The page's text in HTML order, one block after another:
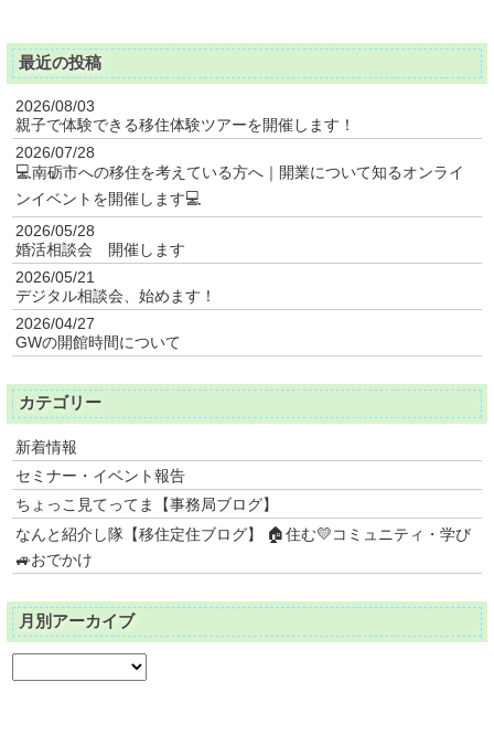
最近の投稿
2026/08/03
親子で体験できる移住体験ツアーを開催します！
2026/07/28
💻南砺市への移住を考えている方へ｜開業について知るオンライ
ンイベントを開催します💻
2026/05/28
婚活相談会 開催します
2026/05/21
デジタル相談会、始めます！
2026/04/27
GWの開館時間について
カテゴリー
新着情報
セミナー・イベント報告
ちょっこ見てってま【事務局ブログ】
なんと紹介し隊【移住定住ブログ】 🏠住む💛コミュニティ・学び
🚙おでかけ
月別アーカイブ